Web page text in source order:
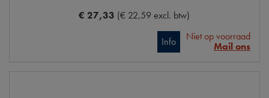
€ 27,33 (€ 22,59 excl. btw)
Info
Niet op voorraad
Mail ons